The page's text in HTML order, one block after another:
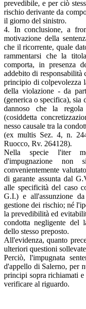
prevedibile, e per ciò
rischio derivante da
il giorno del sinistro.
4. In conclusione, a
motivazione della
che il ricorrente, quale
rammentarsi che la
comporta, in presenza
addebito di responsabilità
principio di colpevolezza
della violazione - da
(generica o specifica), sia
dannoso che la
(cosiddetta
nesso causale tra la
(ex multis Sez. 4, n.
Ruocco, Rv. 264128).
Nella specie l'iter
d'impugnazione
convenientemente
di garante assunta dal
alle specificità del caso
G.I.) e all'assunzione
gestione dei rischio; né
la prevedibilità ed
condotta negligente del
dello stesso preposto.
All'evidenza, quanto
ulteriori questioni
Perciò, l'impugnata
d'appello di Salerno, per
principi sopra richiamati
verificare al riguardo.